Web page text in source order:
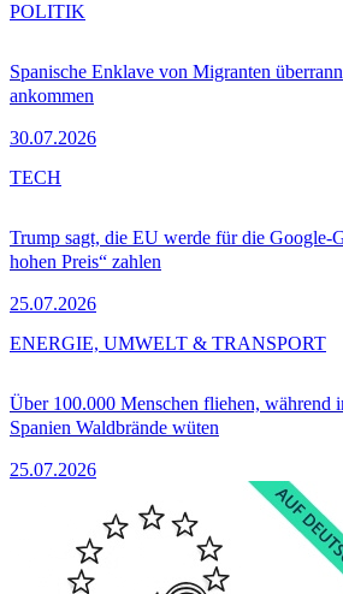
Spanische Enklave von Migranten
ankommen
30.07.2026
POLITIK
Trump sagt, die EU werde für die Google-
hohen Preis“ zahlen
25.07.2026
TECH
Über 100.000 Menschen fliehen, während
Spanien Waldbrände wüten
25.07.2026
ENERGIE, UMWELT & TRANSPORT